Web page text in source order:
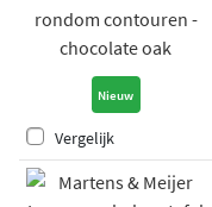
Nieuw
Vergelijk